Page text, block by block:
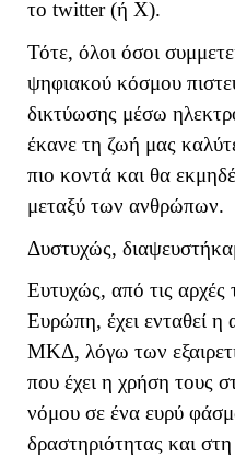
το twitter(ή Χ).
Τότε, όλοι όσοι
ψηφιακού κόσμου
δικτύωσης μέσω
έκανε τη ζωή μας
πιο κοντά και θα
μεταξύ των ανθρώπων.
Δυστυχώς,
Ευτυχώς, από τις αρχές
Ευρώπη, έχει ενταθεί η
ΜΚΔ, λόγω των
που έχει η χρήση τους
νόμου σε ένα ευρύ
δραστηριότητας και